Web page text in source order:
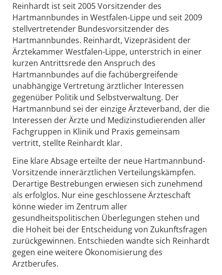
Reinhardt ist seit 2005 Vorsitzender des
Hartmannbundes in Westfalen-Lippe und seit 2009
stellvertretender Bundesvorsitzender des
Hartmannbundes. Reinhardt, Vizepräsident der
Ärztekammer Westfalen-Lippe, unterstrich in einer
kurzen Antrittsrede den Anspruch des
Hartmannbundes auf die fachübergreifende
unabhängige Vertretung ärztlicher Interessen
gegenüber Politik und Selbstverwaltung. Der
Hartmannbund sei der einzige Ärzteverband, der die
Interessen der Ärzte und Medizinstudierenden aller
Fachgruppen in Klinik und Praxis gemeinsam
vertritt, stellte Reinhardt klar.
Eine klare Absage erteilte der neue Hartmannbund-
Vorsitzende innerärztlichen Verteilungskämpfen.
Derartige Bestrebungen erwiesen sich zunehmend
als erfolglos. Nur eine geschlossene Ärzteschaft
könne wieder im Zentrum aller
gesundheitspolitischen Überlegungen stehen und
die Hoheit bei der Entscheidung von Zukunftsfragen
zurückgewinnen. Entschieden wandte sich Reinhardt
gegen eine weitere Ökonomisierung des
Arztberufes.